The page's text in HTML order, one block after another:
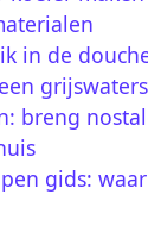
in de
breng
gids: